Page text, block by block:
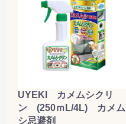
UYEKI カメムシクリ
ン (250ｍL/4L) カメム
シ忌避剤